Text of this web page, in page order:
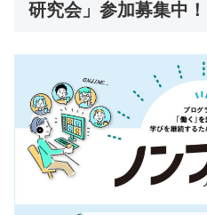
研究会」参加募集中！